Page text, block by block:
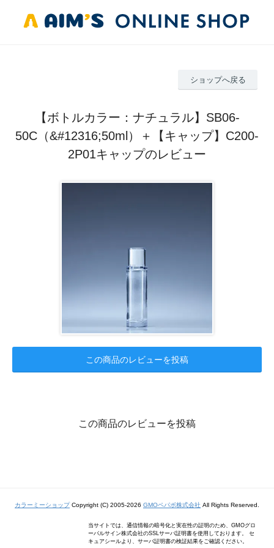
ショップへ戻る
【ボトルカラー：ナチュラル】SB06-
50C（&#12316;50ml）＋【キャップ】C200-
2P01キャップのレビュー
この商品のレビューを投稿
この商品のレビューを投稿
カラーミーショップCopyright (C) 2005-2026 GMOペパボ株式会社 All Rights Reserved.
当サイトでは、通信情報の暗号化と実在性の証明のため、GMOグロ
ーバルサイン株式会社のSSLサーバ証明書を使用しております。 セ
キュアシールより、サーバ証明書の検証結果をご確認ください。